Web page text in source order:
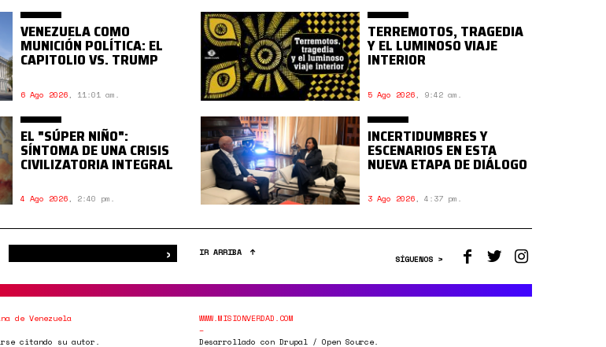
VENEZUELA COMO
MUNICIÓN POLÍTICA: EL
CAPITOLIO VS. TRUMP
6 Ago 2026, 11:01 am.
TERREMOTOS, TRAGEDIA
Y EL LUMINOSO VIAJE
INTERIOR
5 Ago 2026, 9:42 am.
EL "SÚPER NIÑO":
SÍNTOMA DE UNA CRISIS
CIVILIZATORIA INTEGRAL
4 Ago 2026, 2:40 pm.
INCERTIDUMBRES Y
ESCENARIOS EN ESTA
NUEVA ETAPA DE DIÁLOGO
3 Ago 2026,4:37 pm.
› BuscarIR ARRIBA
SÍGUENOS >
de Venezuela
citando su autor.
WWW.MISIONVERDAD.COM
Desarrollado con Drupal / Open Source.